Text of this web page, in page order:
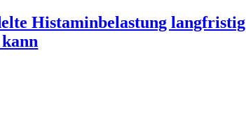
Histaminbelastung langfristig